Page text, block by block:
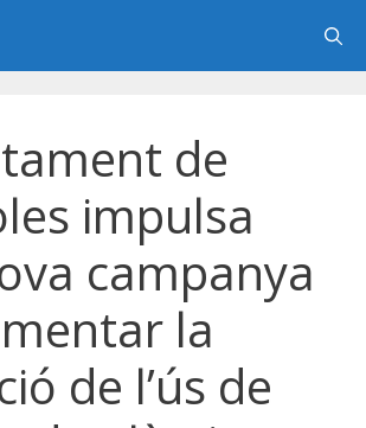
de
impulsa
campanya
la
de l’ús de